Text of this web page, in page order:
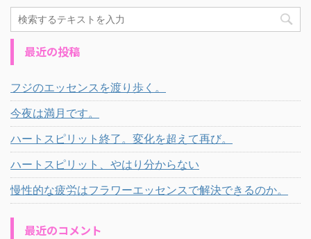
最近の投稿
フジのエッセンスを渡り歩く。
今夜は満月です。
ハートスピリット終了。変化を超えて再び。
ハートスピリット、やはり分からない
慢性的な疲労はフラワーエッセンスで解決できるのか。
最近のコメント